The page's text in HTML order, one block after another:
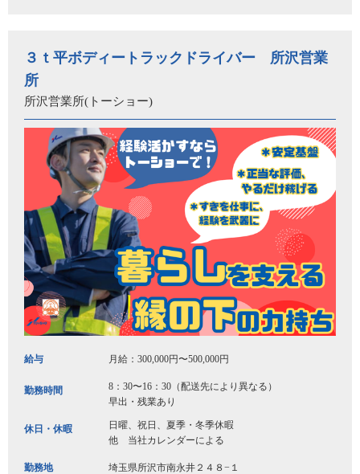
３ｔ平ボディートラックドライバー 所沢営業
所
所沢営業所(トーショー)
給与 月給：300,000円〜500,000円
勤務時間
8：30〜16：30（配送先により異なる）
早出・残業あり
休日・休暇
日曜、祝日、夏季・冬季休暇
他 当社カレンダーによる
勤務地 埼玉県所沢市南永井２４８−１